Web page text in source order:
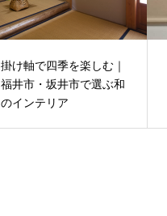
掛け軸で四季を楽しむ｜
福井市・坂井市で選ぶ和
のインテリア